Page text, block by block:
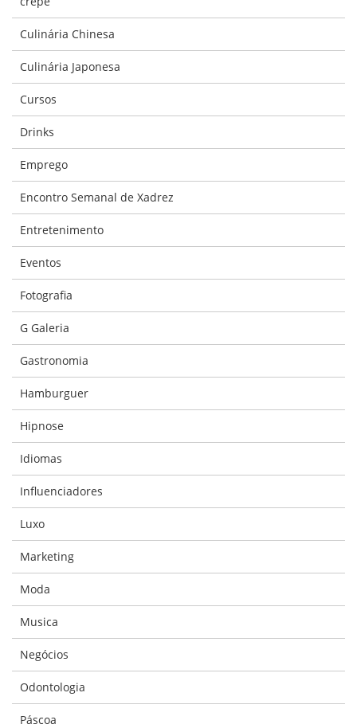
Culinária Chinesa
Culinária Japonesa
Cursos
Drinks
Emprego
Encontro Semanal de Xadrez
Entretenimento
Eventos
Fotografia
G Galeria
Gastronomia
Hamburguer
Hipnose
Idiomas
Influenciadores
Luxo
Marketing
Moda
Musica
Negócios
Odontologia
Páscoa